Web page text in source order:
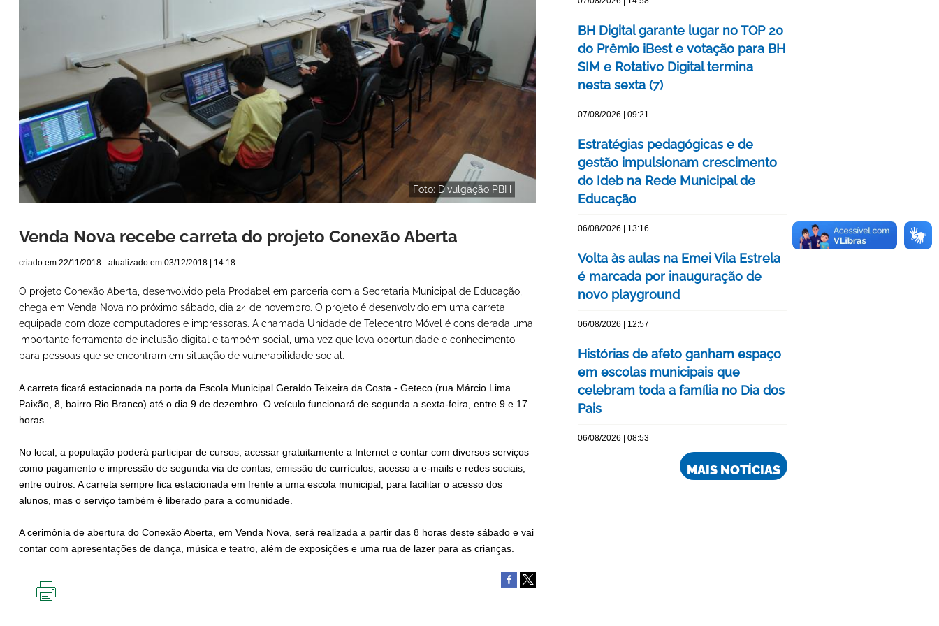
Foto: Divulgação PBH
Venda Nova recebe carreta do projeto Conexão Aberta
criado em 22/11/2018 - atualizado em 03/12/2018 | 14:18
O projeto Conexão Aberta, desenvolvido pela Prodabel em parceria com a Secretaria Municipal de Educação,
chega em Venda Nova no próximo sábado, dia 24 de novembro. O projeto é desenvolvido em uma carreta
equipada com doze computadores e impressoras. A chamada Unidade de Telecentro Móvel é considerada uma
importante ferramenta de inclusão digital e também social, uma vez que leva oportunidade e conhecimento
para pessoas que se encontram em situação de vulnerabilidade social.
A carreta ficará estacionada na porta da Escola Municipal Geraldo Teixeira da Costa - Geteco (rua Márcio Lima
Paixão, 8, bairro Rio Branco) até o dia 9 de dezembro. O veículo funcionará de segunda a sexta-feira, entre 9 e 17
horas.
No local, a população poderá participar de cursos, acessar gratuitamente a Internet e contar com diversos serviços
como pagamento e impressão de segunda via de contas, emissão de currículos, acesso a e-mails e redes sociais,
entre outros. A carreta sempre fica estacionada em frente a uma escola municipal, para facilitar o acesso dos
alunos, mas o serviço também é liberado para a comunidade.
A cerimônia de abertura do Conexão Aberta, em Venda Nova, será realizada a partir das 8 horas deste sábado e vai
contar com apresentações de dança, música e teatro, além de exposições e uma rua de lazer para as crianças.
BH Digital garante lugar no TOP 20
do Prêmio iBest e votação para BH
SIM e Rotativo Digital termina
nesta sexta (7)
07/08/2026 | 09:21
Estratégias pedagógicas e de
gestão impulsionam crescimento
do Ideb na Rede Municipal de
Educação
06/08/2026 | 13:16
Volta às aulas na Emei Vila Estrela
é marcada por inauguração de
novo playground
06/08/2026 | 12:57
Histórias de afeto ganham espaço
em escolas municipais que
celebram toda a família no Dia dos
Pais
06/08/2026 | 08:53
MAIS NOTÍCIAS